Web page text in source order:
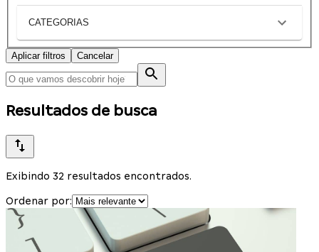
CATEGORIAS
Aplicar filtros Cancelar
Resultados de busca
Exibindo 32 resultados encontrados.
Ordenar por: